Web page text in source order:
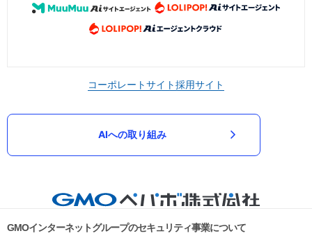
コーポレートサイト採用サイト
AIへの取り組み
GMOインターネットグループのセキュリティ事業について